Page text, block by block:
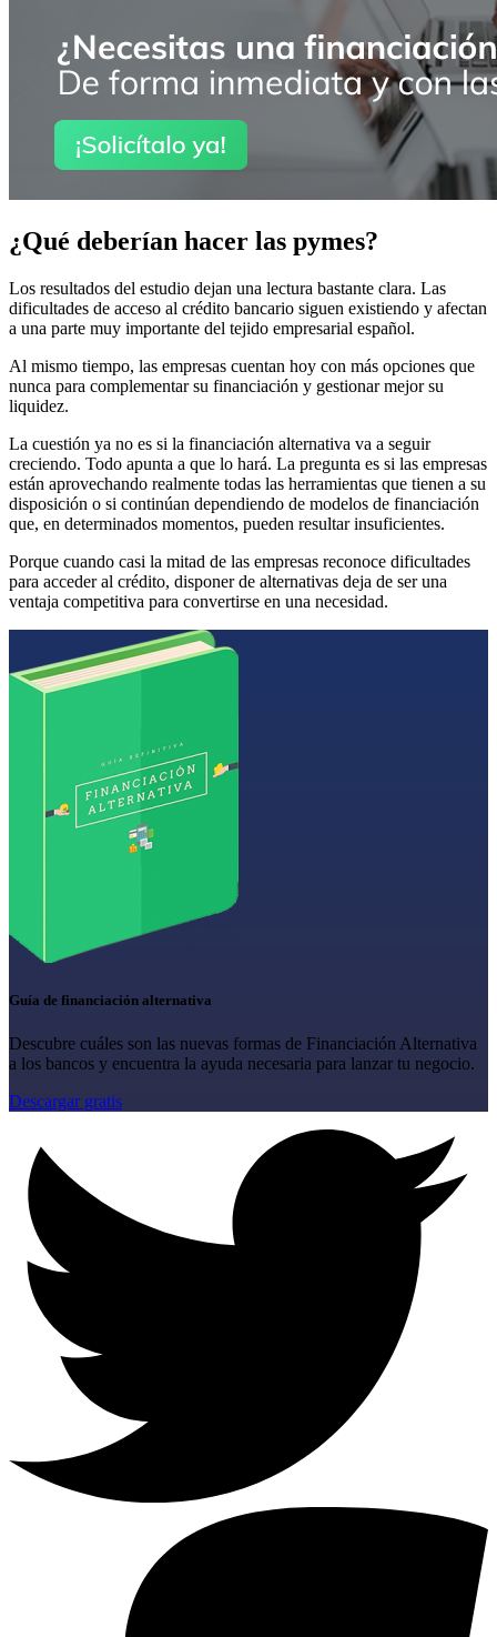
¿Qué deberían hacer las pymes?
Los resultados del estudio dejan una lectura bastante clara. Las
dificultades de acceso al crédito bancario siguen existiendo y afectan
a una parte muy importante del tejido empresarial español.
Al mismo tiempo, las empresas cuentan hoy con más opciones que
nunca para complementar su financiación y gestionar mejor su
liquidez.
La cuestión ya no es si la financiación alternativa va a seguir
creciendo. Todo apunta a que lo hará. La pregunta es si las empresas
están aprovechando realmente todas las herramientas que tienen a su
disposición o si continúan dependiendo de modelos de financiación
que, en determinados momentos, pueden resultar insuficientes.
Porque cuando casi la mitad de las empresas reconoce dificultades
para acceder al crédito, disponer de alternativas deja de ser una
ventaja competitiva para convertirse en una necesidad.
Guía de financiación alternativa
Descubre cuáles son las nuevas formas de Financiación Alternativa
a los bancos y encuentra la ayuda necesaria para lanzar tu negocio.
Descargar gratis